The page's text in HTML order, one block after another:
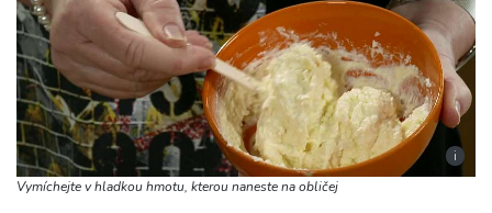
i
Vymíchejte v hladkou hmotu, kterou naneste na obličej